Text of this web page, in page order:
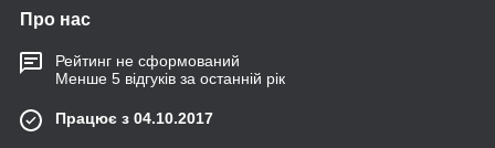
Про нас
Рейтинг не сформований
Менше 5 відгуків за останній рік
Працює з 04.10.2017